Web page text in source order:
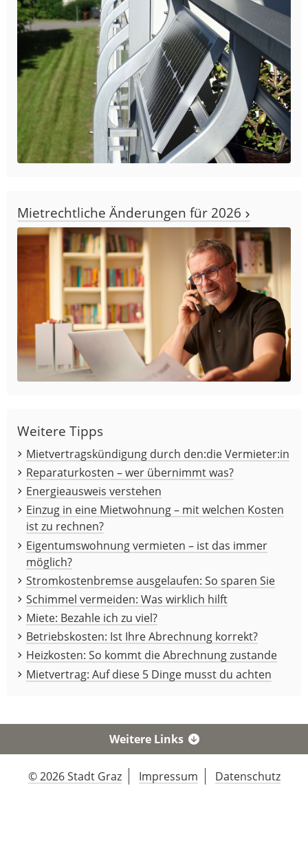
Mietrechtliche Änderungen für 2026
Weitere Tipps
Mietvertragskündigung durch den:die Vermieter:in
Reparaturkosten – wer übernimmt was?
Energieausweis verstehen
Einzug in eine Mietwohnung – mit welchen Kosten
ist zu rechnen?
Eigentumswohnung vermieten – ist das immer
möglich?
Stromkostenbremse ausgelaufen: So sparen Sie
Schimmel vermeiden: Was wirklich hilft
Miete: Bezahle ich zu viel?
Betriebskosten: Ist Ihre Abrechnung korrekt?
Heizkosten: So kommt die Abrechnung zustande
Mietvertrag: Auf diese 5 Dinge musst du achten
Weitere Links
© 2026 Stadt Graz Impressum Datenschutz